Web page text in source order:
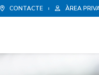
CONTACTE ÀREA